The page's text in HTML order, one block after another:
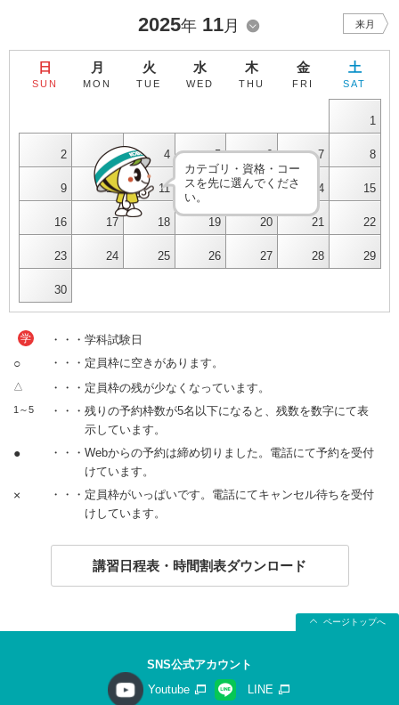
2025年 11月 来月
日
SUN
月
MON
火
TUE
水
WED
木
THU
金
FRI
土
SAT
1
2 3 4 5 6 7 8
9 10 11 12 13 14 15
16 17 18 19 20 21 22
23 24 25 26 27 28 29
30
カテゴリ・資格・コー
スを先に選んでくださ
い。
学 ・・・学科試験日
○ ・・・定員枠に空きがあります。
△ ・・・定員枠の残が少なくなっています。
1～5
・・・残りの予約枠数が5名以下になると、残数を数字にて表
示しています。
●
・・・Webからの予約は締め切りました。電話にて予約を受付
けています。
×
・・・定員枠がいっぱいです。電話にてキャンセル待ちを受付
けしています。
講習日程表・時間割表ダウンロード
ページトップへ
SNS公式アカウント
Youtube
LINE